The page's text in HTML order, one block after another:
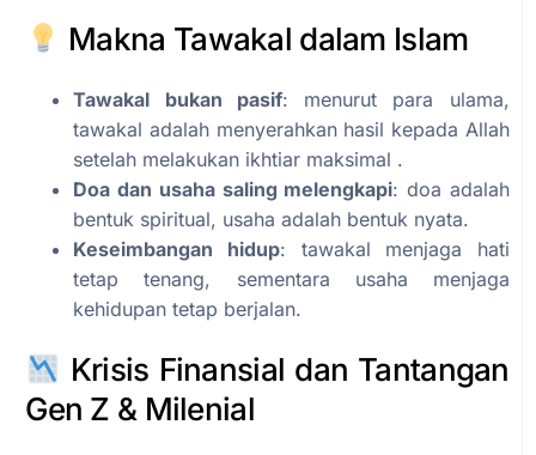
Makna Tawakal dalam Islam
Tawakal bukan pasif: menurut para ulama,
tawakal adalah menyerahkan hasil kepada Allah
setelah melakukan ikhtiar maksimal .
Doa dan usaha saling melengkapi: doa adalah
bentuk spiritual, usaha adalah bentuk nyata.
Keseimbangan hidup: tawakal menjaga hati
tetap tenang, sementara usaha menjaga
kehidupan tetap berjalan.
Krisis Finansial dan Tantangan
Gen Z & Milenial